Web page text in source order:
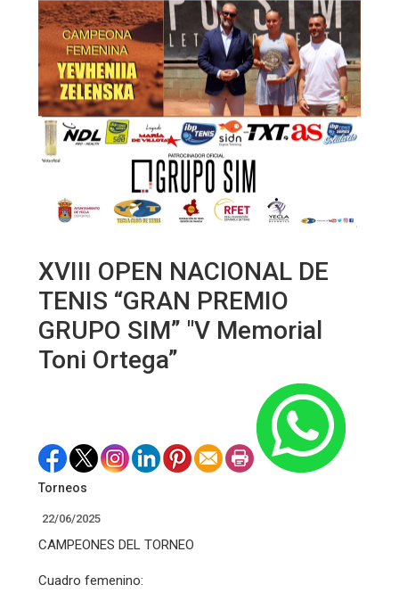
XVIII OPEN NACIONAL DE
TENIS “GRAN PREMIO
GRUPO SIM” "V Memorial
Toni Ortega”
Torneos
22/06/2025
CAMPEONES DEL TORNEO
Cuadro femenino: